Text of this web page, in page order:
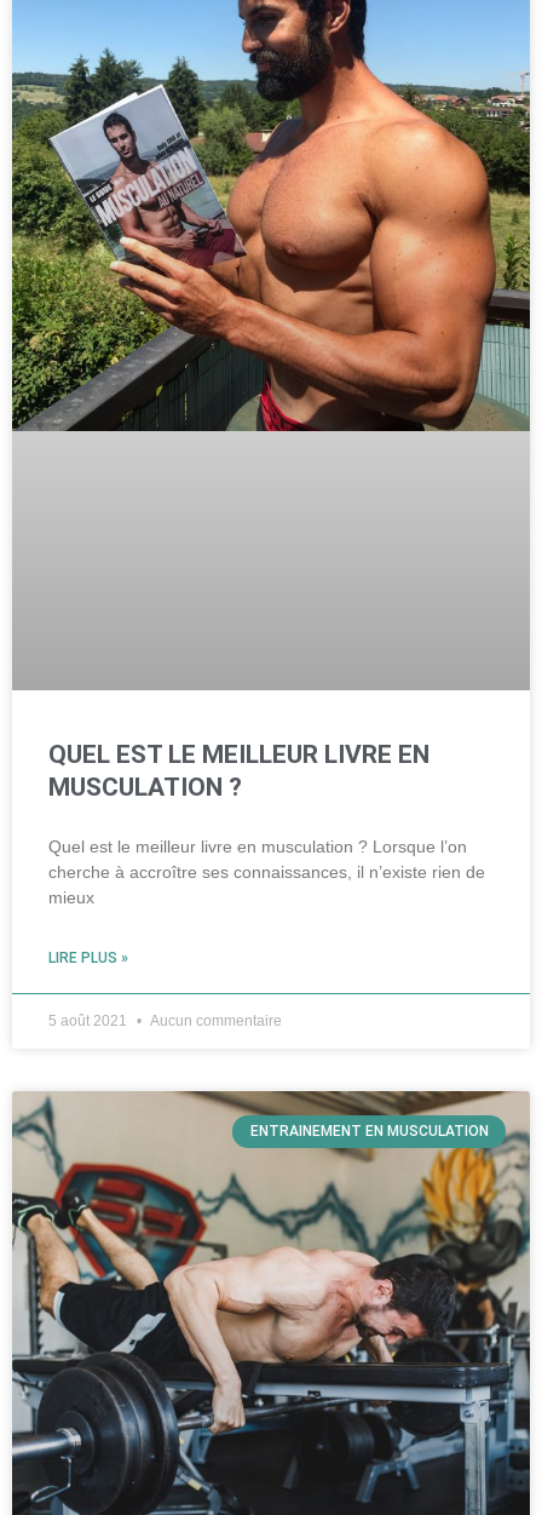
QUEL EST LE MEILLEUR LIVRE EN
MUSCULATION ?
Quel est le meilleur livre en musculation ? Lorsque l’on
cherche à accroître ses connaissances, il n’existe rien de
mieux
LIRE PLUS »
5 août 2021 Aucun commentaire
ENTRAINEMENT EN MUSCULATION